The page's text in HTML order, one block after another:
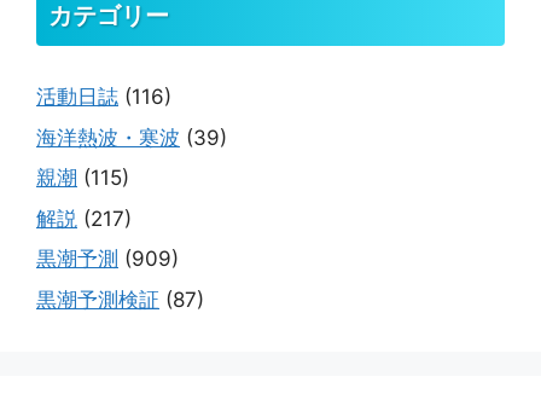
カテゴリー
活動日誌 (116)
海洋熱波・寒波 (39)
親潮 (115)
解説 (217)
黒潮予測 (909)
黒潮予測検証 (87)